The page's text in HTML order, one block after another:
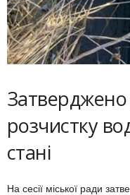
Затверджено
розчистку
стані
На сесії міської ради